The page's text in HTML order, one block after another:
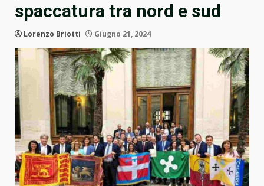
spaccatura tra nord e sud
Lorenzo Briotti Giugno 21, 2024